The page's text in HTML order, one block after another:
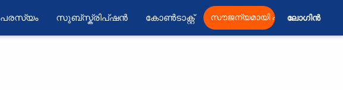
പരസ്യം സുബ്സ്ക്രിപ്ഷൻ കോൺടാക്റ്റ് സൗജന്യമായി ലോഗിൻ